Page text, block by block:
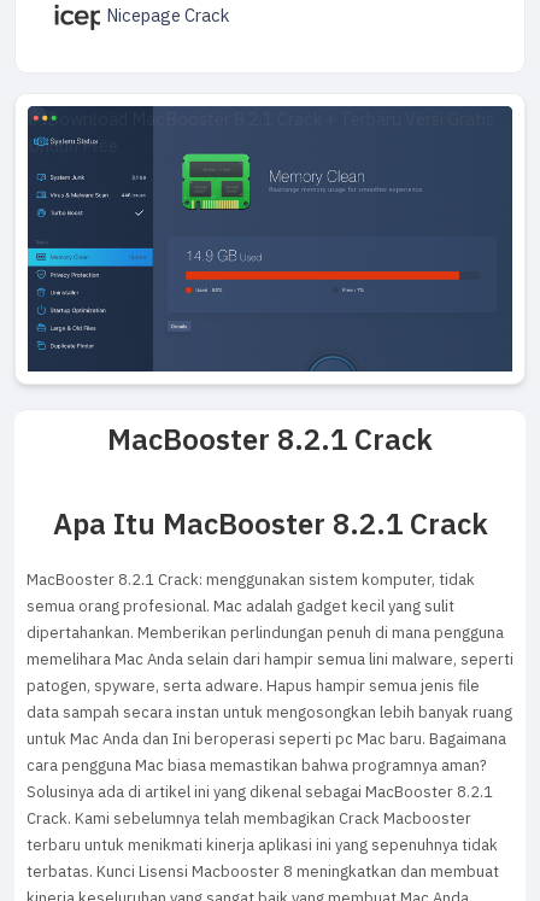
MacBooster 8.2.1 Crack
Apa Itu MacBooster 8.2.1 Crack
MacBooster 8.2.1 Crack: menggunakan sistem komputer, tidak
semua orang profesional. Mac adalah gadget kecil yang sulit
dipertahankan. Memberikan perlindungan penuh di mana pengguna
memelihara Mac Anda selain dari hampir semua lini malware, seperti
patogen, spyware, serta adware. Hapus hampir semua jenis file
data sampah secara instan untuk mengosongkan lebih banyak ruang
untuk Mac Anda dan Ini beroperasi seperti pc Mac baru. Bagaimana
cara pengguna Mac biasa memastikan bahwa programnya aman?
Solusinya ada di artikel ini yang dikenal sebagai MacBooster 8.2.1
Crack. Kami sebelumnya telah membagikan Crack Macbooster
terbaru untuk menikmati kinerja aplikasi ini yang sepenuhnya tidak
terbatas. Kunci Lisensi Macbooster 8 meningkatkan dan membuat
Nicepage Crack